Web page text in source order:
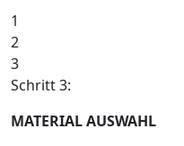
1
2
3
Schritt 3:
MATERIAL AUSWAHL